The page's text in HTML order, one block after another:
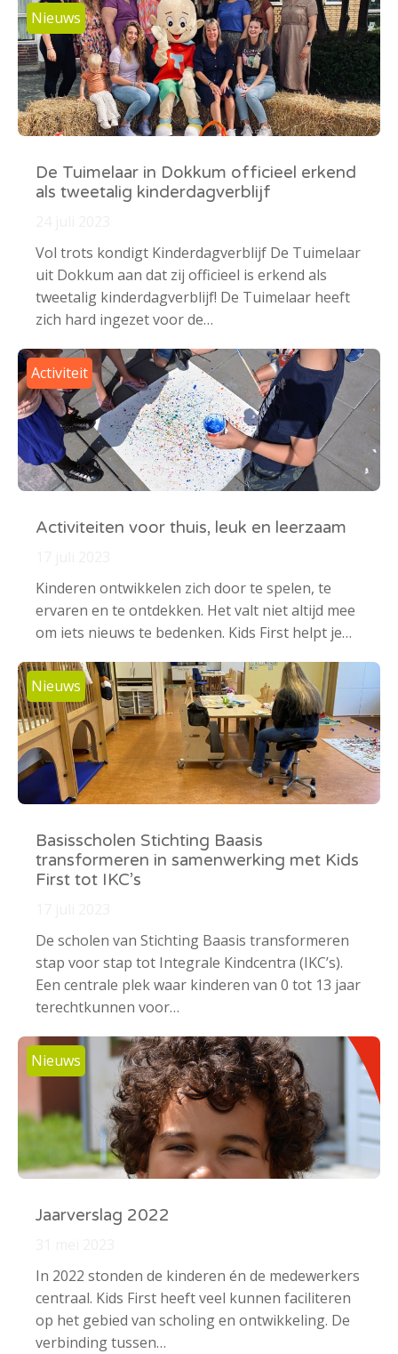
Nieuws
De Tuimelaar in Dokkum officieel erkend
als tweetalig kinderdagverblijf
Vol trots kondigt Kinderdagverblijf De Tuimelaar
uit Dokkum aan dat zij officieel is erkend als
tweetalig kinderdagverblijf! De Tuimelaar heeft
zich hard ingezet voor de…
Activiteit
Activiteiten voor thuis, leuk en leerzaam
Kinderen ontwikkelen zich door te spelen, te
ervaren en te ontdekken. Het valt niet altijd mee
om iets nieuws te bedenken. Kids First helpt je…
Nieuws
Basisscholen Stichting Baasis
transformeren in samenwerking met Kids
First tot IKC’s
De scholen van Stichting Baasis transformeren
stap voor stap tot Integrale Kindcentra (IKC’s).
Een centrale plek waar kinderen van 0 tot 13 jaar
terechtkunnen voor…
Nieuws
Jaarverslag 2022
In 2022 stonden de kinderen én de medewerkers
centraal. Kids First heeft veel kunnen faciliteren
op het gebied van scholing en ontwikkeling. De
verbinding tussen…